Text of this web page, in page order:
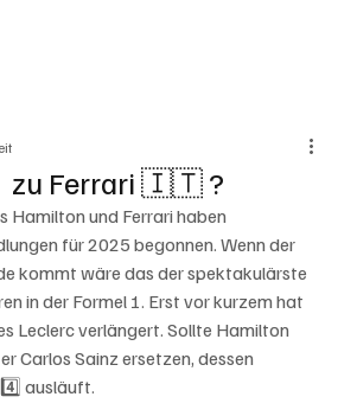
zu Ferrari 🇮🇹 ?
Hamilton und Ferrari haben
für 2025 begonnen. Wenn der
kommt wäre das der spektakulärste
in der Formel 1. Erst vor kurzem hat
Leclerc verlängert. Sollte Hamilton
Carlos Sainz ersetzen, dessen
ausläuft.